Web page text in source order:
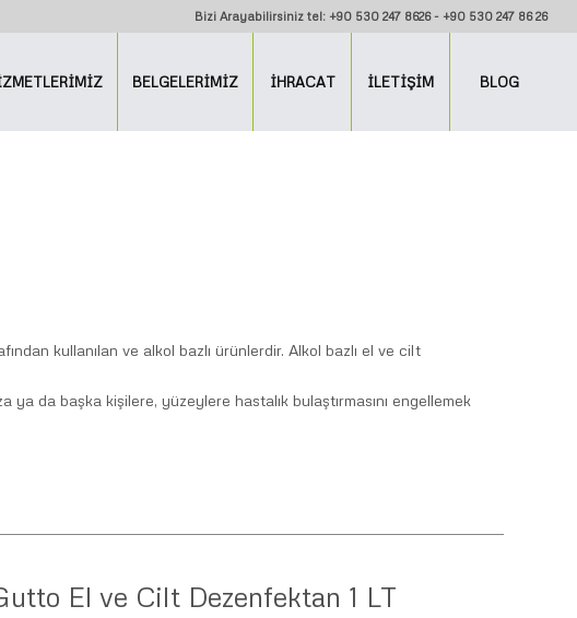
Bizi Arayabilirsiniz tel: +90 530 247 8626 - +90 530 247 86 26
BELGELERİMİZ İHRACAT İLETİŞİM BLOG
kullanılan ve alkol bazlı ürünlerdir. Alkol bazlı el ve cilt
da başka kişilere, yüzeylere hastalık bulaştırmasını engellemek
El ve Cilt Dezenfektan 1 LT